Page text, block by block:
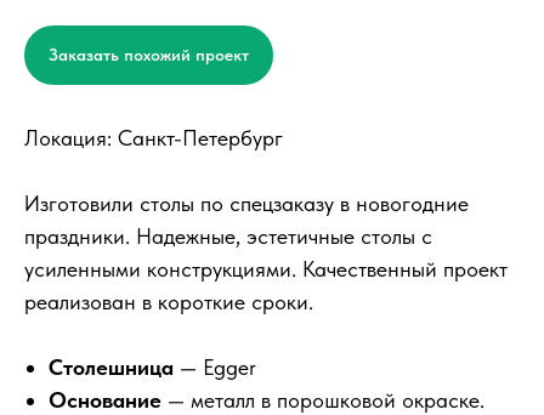
Заказать похожий проект
Локация: Санкт-Петербург
Изготовили столы по спецзаказу в новогодние
праздники. Надежные, эстетичные столы с
усиленными конструкциями. Качественный проект
реализован в короткие сроки.
Столешница — Egger
Основание — металл в порошковой окраске.